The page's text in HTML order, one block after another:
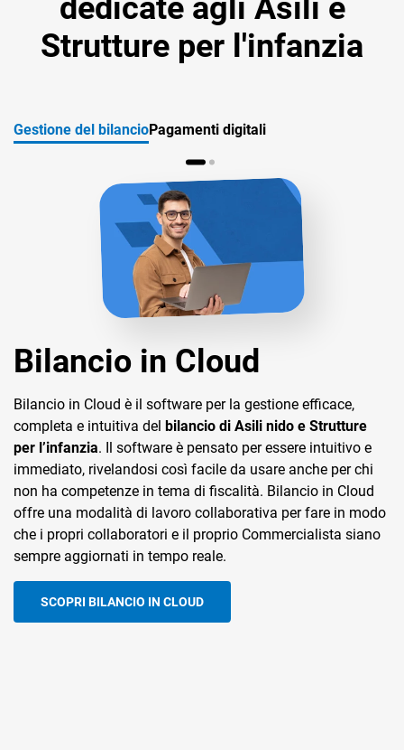
dedicate agli Asili e
Strutture per l'infanzia
Gestione del bilancioPagamenti digitali
Bilancio in Cloud
Bilancio in Cloud è il software per la gestione efficace,
completa e intuitiva del bilancio di Asili nido e Strutture
per l’infanzia. Il software è pensato per essere intuitivo e
immediato, rivelandosi così facile da usare anche per chi
non ha competenze in tema di fiscalità. Bilancio in Cloud
offre una modalità di lavoro collaborativa per fare in modo
che i propri collaboratori e il proprio Commercialista siano
sempre aggiornati in tempo reale.
SCOPRI BILANCIO IN CLOUD
TS Pay
TS Pay è la soluzione di TeamSystem, integrata in Terzo
Settore in Cloud, che permette di gestire servizi di incasso e
pagamento digitali in modo intuitivo ed efficace da carte di
credito, debito e PayPal. Perfetto per associazioni che
prevedono possibilità di iscrizioni online con quote per i
corsi, donazioni e liberalità. Con TS Pay, puoi anche
dilazionare i pagamenti, grazie all’integrazione con
l’opzione“Paga in 3 rate” di PayPal
rate senza costi aggiuntivi e la tua associazione ottiene
l’intero importo subito. Con TS Pay, inoltre, puoi
anche i pagamenti in presenzacon pochi semplici click